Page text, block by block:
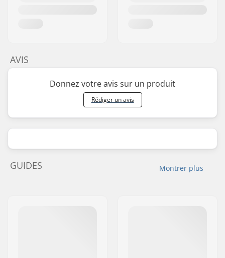
AVIS
Donnez votre avis sur un produit
Rédiger un avis
Montrer plus
GUIDES